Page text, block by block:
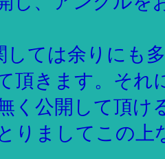
しては余りにも
頂きます。それ
く公開して頂け
りましてこの上